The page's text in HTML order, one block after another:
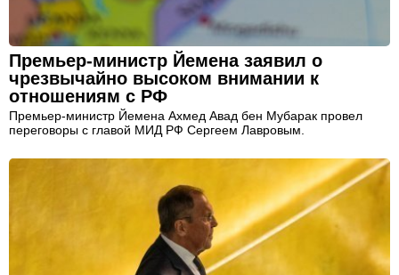
Премьер-министр Йемена заявил о
чрезвычайно высоком внимании к
отношениям с РФ
Премьер-министр Йемена Ахмед Авад бен Мубарак провел
переговоры с главой МИД РФ Сергеем Лавровым.